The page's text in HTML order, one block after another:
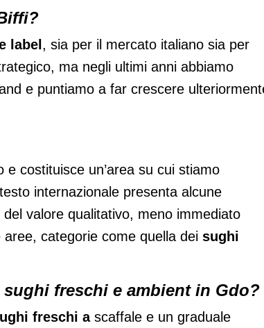
label, sia per il mercato italiano sia per
ma negli ultimi anni abbiamo
e puntiamo a far crescere
costituisce un’area su cui stiamo
internazionale presenta alcune
valore qualitativo, meno immediato
categorie come quella dei sughi
freschi e ambient in Gdo?
freschi ascaffale e un graduale